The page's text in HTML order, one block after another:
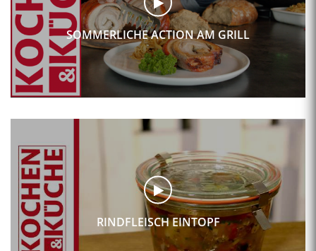
SOMMERLICHE ACTION AM GRILL
RINDFLEISCH EINTOPF